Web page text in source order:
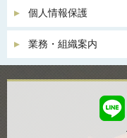
個人情報保護
業務・組織案内